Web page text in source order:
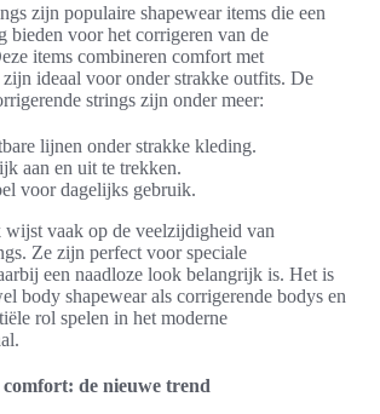
zijn populaire shapewear items die een
bieden voor het corrigeren van de
items combineren comfort met
ideaal voor onder strakke outfits. De
strings zijn onder meer:
lijnen onder strakke kleding.
aan en uit te trekken.
voor dagelijks gebruik.
wijst vaak op de veelzijdigheid van
Ze zijn perfect voor speciale
een naadloze look belangrijk is. Het is
body shapewear als corrigerende bodys en
rol spelen in het moderne
de nieuwe trend